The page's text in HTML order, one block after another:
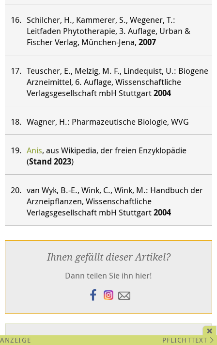
Schilcher, H., Kammerer, S., Wegener, T.:
Leitfaden Phytotherapie, 3. Auflage, Urban &
Fischer Verlag, München-Jena, 2007
Teuscher, E., Melzig, M. F., Lindequist, U.: Biogene
Arzneimittel, 6. Auflage, Wissenschaftliche
Verlagsgesellschaft mbH Stuttgart2004
Wagner, H.: Pharmazeutische Biologie, WVG
Anis, aus Wikipedia, der freien Enzyklopädie
(Stand 2023)
van Wyk, B.-E., Wink, C., Wink, M.: Handbuch der
Arzneipflanzen, Wissenschaftliche
Verlagsgesellschaft mbH Stuttgart2004
Ihnen gefällt dieser Artikel?
Dann teilen Sie ihn hier!
Sie möchten mehr von uns lesen?PFLICHTTEXT